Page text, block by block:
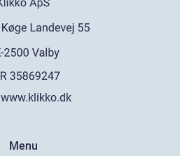
www.klikko.dk
Menu